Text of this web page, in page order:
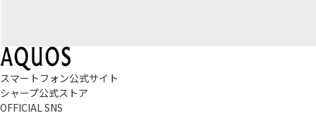
スマートフォン公式サイト
シャープ公式ストア
OFFICIAL SNS